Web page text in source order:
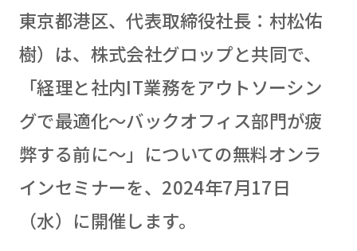
東京都港区、代表取締役社長：村松佑
樹）は、株式会社グロップと共同で、
「経理と社内IT業務をアウトソーシン
グで最適化〜バックオフィス部門が疲
弊する前に〜」についての無料オンラ
インセミナーを、2024年7月17日
（水）に開催します。